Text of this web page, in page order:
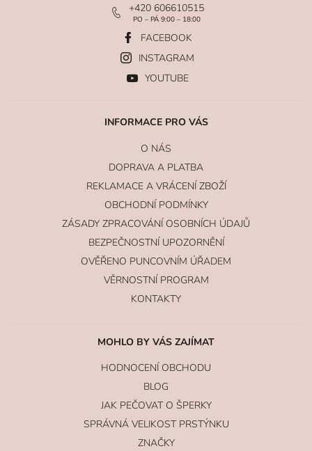
+420 606610515
PO – PÁ 9:00 – 18:00
FACEBOOK
INSTAGRAM
YOUTUBE
INFORMACE PRO VÁS
O NÁS
DOPRAVA A PLATBA
REKLAMACE A VRÁCENÍ ZBOŽÍ
OBCHODNÍ PODMÍNKY
ZÁSADY ZPRACOVÁNÍ OSOBNÍCH ÚDAJŮ
BEZPEČNOSTNÍ UPOZORNĚNÍ
OVĚŘENO PUNCOVNÍM ÚŘADEM
VĚRNOSTNÍ PROGRAM
KONTAKTY
MOHLO BY VÁS ZAJÍMAT
HODNOCENÍ OBCHODU
BLOG
JAK PEČOVAT O ŠPERKY
SPRÁVNÁ VELIKOST PRSTÝNKU
ZNAČKY